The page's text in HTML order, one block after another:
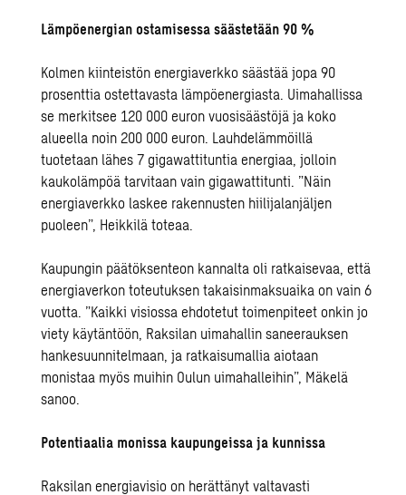
Lämpöenergian ostamisessa säästetään 90 %
Kolmen kiinteistön energiaverkko säästää jopa 90
prosenttia ostettavasta lämpöenergiasta. Uimahallissa
se merkitsee 120 000 euron vuosisäästöjä ja koko
alueella noin 200 000 euron. Lauhdelämmöillä
tuotetaan lähes 7 gigawattituntia energiaa, jolloin
kaukolämpöä tarvitaan vain gigawattitunti. ”Näin
energiaverkko laskee rakennusten hiilijalanjäljen
puoleen”, Heikkilä toteaa.
Kaupungin päätöksenteon kannalta oli ratkaisevaa, että
energiaverkon toteutuksen takaisinmaksuaika on vain 6
vuotta. ”Kaikki visiossa ehdotetut toimenpiteet onkin jo
viety käytäntöön, Raksilan uimahallin saneerauksen
hankesuunnitelmaan, ja ratkaisumallia aiotaan
monistaa myös muihin Oulun uimahalleihin”, Mäkelä
sanoo.
Potentiaalia monissa kaupungeissa ja kunnissa
Raksilan energiavisio on herättänyt valtavasti